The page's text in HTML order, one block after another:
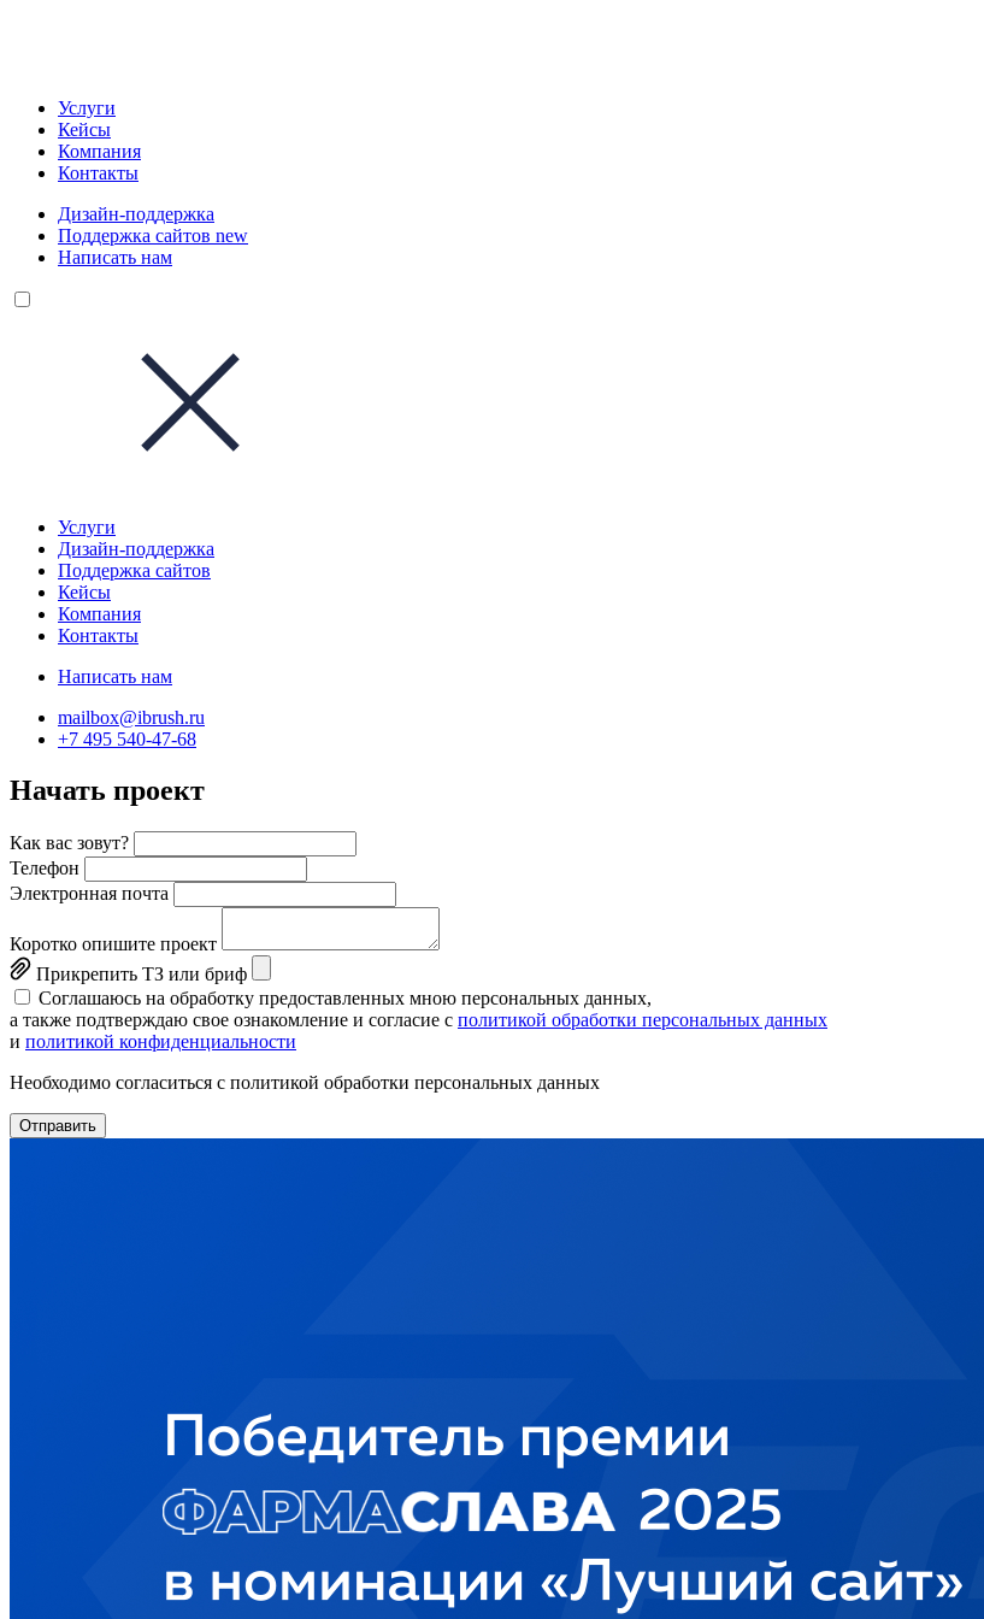
Услуги
Кейсы
Компания
Контакты
Дизайн-поддержка
Поддержка сайтов new
Написать нам
Услуги
Дизайн-поддержка
Поддержка сайтов
Кейсы
Компания
Контакты
Написать нам
mailbox@ibrush.ru
+7 495 540-47-68
Начать проект
Как вас зовут?
Телефон
Электронная почта
Коротко опишите проект
Прикрепить ТЗ или бриф
Соглашаюсь на обработку предоставленных мною персональных данных,
а также подтверждаю свое ознакомление и согласие с политикой обработки персональных данных
и политикой конфиденциальности
Необходимо согласиться с политикой обработки персональных данных
Отправить